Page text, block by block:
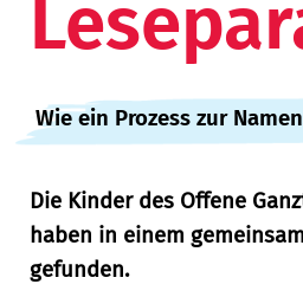
:
Wie ein Prozess zur
Die Kinder des Offene
haben in einem
gefunden.